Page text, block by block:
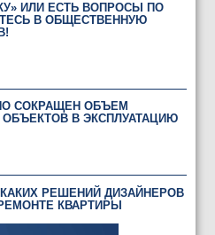
ИЛИ ЕСТЬ ВОПРОСЫ ПО
В ОБЩЕСТВЕННУЮ
СОКРАЩЕН ОБЪЕМ
В ЭКСПЛУАТАЦИЮ
РЕШЕНИЙ ДИЗАЙНЕРОВ
КВАРТИРЫ